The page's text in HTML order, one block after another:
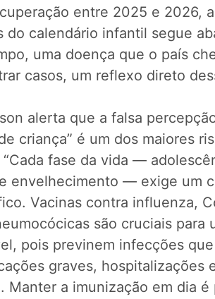
entre 2025 e 2026,
do calendário infantil segue
uma doença que o país
casos, um reflexo direto
alerta que a falsa
criança” é um dos maiores
fase da vida —
envelhecimento — exige um
Vacinas contra influenza,
são cruciais para
pois previnem infecções
graves, hospitalizações
Manter a imunização em dia